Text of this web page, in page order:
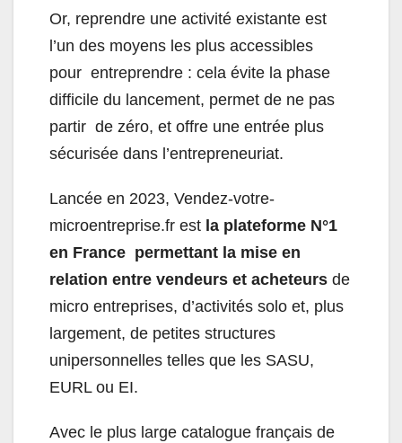
Or, reprendre une activité existante est
l’un des moyens les plus accessibles
pour entreprendre : cela évite la phase
difficile du lancement, permet de ne pas
partir de zéro, et offre une entrée plus
sécurisée dans l’entrepreneuriat.
Lancée en 2023, Vendez-votre-
microentreprise.fr est la plateforme N°1
en France permettant la mise en
relation entre vendeurs et acheteurs de
micro entreprises, d’activités solo et, plus
largement, de petites structures
unipersonnelles telles que les SASU,
EURL ou EI.
Avec le plus large catalogue français de